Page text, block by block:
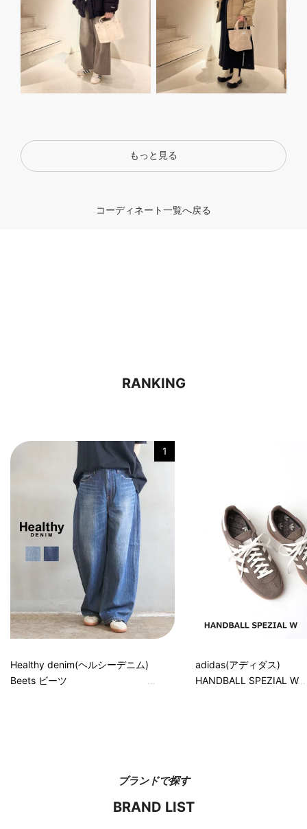
もっと見る
コーディネート一覧へ戻る
RANKING
1
Healthy denim(ヘルシーデニム)
Beets ビーツ
adidas(アディダス)
HANDBALL SPEZIAL W
ブランドで探す
BRAND LIST